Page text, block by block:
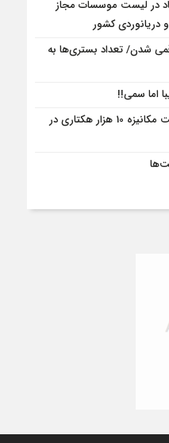
در لیست موسسات مجاز
دریانوردی کشور
بدحال کرونایی در راه ۳ رقمی شدن/ تعداد بستری‌ها به
اما سمی!!
فعالیت 2 بانک نشاء همراه با کشت مکانیزه 10 هزار هکتاری در